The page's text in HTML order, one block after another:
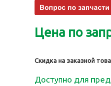
Цена по
Скидка на заказной
Доступно для